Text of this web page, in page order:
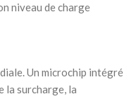
niveau de charge
Un microchip intégré
surcharge, la